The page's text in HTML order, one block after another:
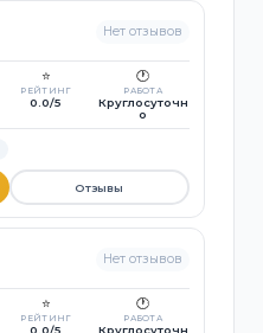
Нет отзывов
⭐
РЕЙТИНГ
0.0/5
🕐
РАБОТА
Круглосуточн
о
Отзывы
Нет отзывов
⭐
РЕЙТИНГ
0.0/5
🕐
РАБОТА
Круглосуточн